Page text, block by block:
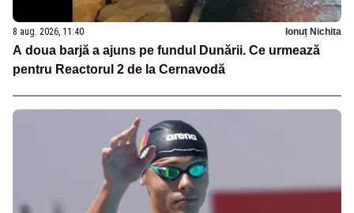
8 aug. 2026, 11:40 Ionuț Nichita
A doua barjă a ajuns pe fundul Dunării. Ce urmează
pentru Reactorul 2 de la Cernavodă